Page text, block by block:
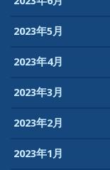
2023年5月
2023年4月
2023年3月
2023年2月
2023年1月